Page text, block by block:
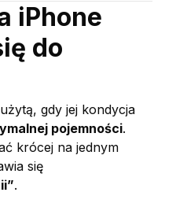
iPhone
do
gdy jej kondycja
pojemności.
krócej na jednym
się
.